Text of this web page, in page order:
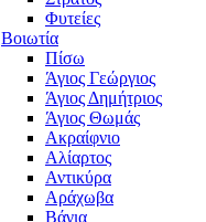
Φυτείες
Βοιωτία
Πίσω
Άγιος Γεώργιος
Άγιος Δημήτριος
Άγιος Θωμάς
Ακραίφνιο
Αλίαρτος
Αντικύρα
Αράχωβα
Βάγια